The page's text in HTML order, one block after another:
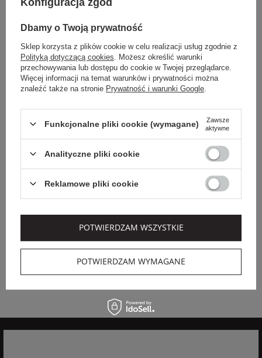
OUTLET20
OUTLET
ERMANNO FIRENZE
949,00 PLN
Konfiguracja zgód
Dbamy o Twoją prywatność
Sklep korzysta z plików cookie w celu realizacji usług zgodnie z
Polityką dotyczącą cookies . Możesz określić warunki
przechowywania lub dostępu do cookie w Twojej przeglądarce.
Więcej informacji na temat warunków i prywatności można
znaleźć także na stronie Prywatność i warunki Google
Funkcjonalne pliki cookie (wymagane)
Zawsze
aktywne
Analityczne pliki cookie
Reklamowe pliki cookie
POTWIERDZAM WYMAGANE
POTWIERDZAM WSZYSTKIE